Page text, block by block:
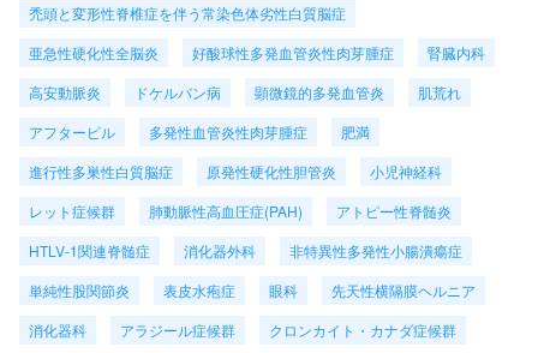
禿頭と変形性脊椎症を伴う常染色体劣性白質脳症
亜急性硬化性全脳炎
好酸球性多発血管炎性肉芽腫症
腎臓内科
高安動脈炎
ドケルバン病 顕微鏡的多発血管炎
肌荒れ
アフターピル
多発性血管炎性肉芽腫症
肥満
進行性多巣性白質脳症
原発性硬化性胆管炎
小児神経科
レット症候群
肺動脈性高血圧症(PAH)
アトピー性脊髄炎
HTLV-1関連脊髄症
消化器外科
非特異性多発性小腸潰瘍症
単純性股関節炎
表皮水疱症 眼科
先天性横隔膜ヘルニア
消化器科
アラジール症候群
クロンカイト・カナダ症候群